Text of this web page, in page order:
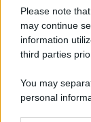
Please note
may continue
information
third parties
You may
personal
L'Ucraina ha
Se all'Europa